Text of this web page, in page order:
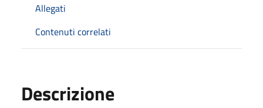
Allegati
Contenuti correlati
Descrizione